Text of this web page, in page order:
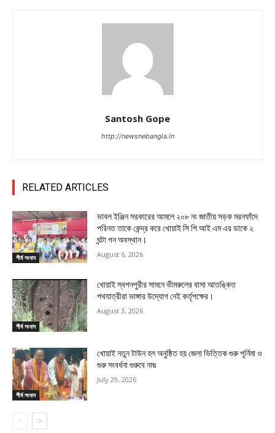
Santosh Gope
http://newsnebangla.in
RELATED ARTICLES
শীর্ষ সংবাদ
ভাবল ইঞ্জিন সরকারের আমলে ২০৮ নং জাতীয় সড়ক মরনফাঁদে
পরিনত তাকে কেন্দ্র করে খোয়াই সি পি আই এম এর ডাকে ২
ঘন্টা গন অবস্থান।
August 6, 2026
শীর্ষ সংবাদ
খোয়াই স্বপনপুরীর সামনে ভীমরুলের বাসা আতঙ্কিত
পথযাত্রীরা ভাঙ্গার উদ্যোগ নেই কর্তৃপক্ষের।
August 3, 2026
শীর্ষ সংবাদ
খোয়াই নতুন টাউন হল অনুষ্ঠিত হয় জেলা ভিত্তিক গুরু পূর্নিমা ও
গুরু সংবর্ধনা গুরুবে নমঃ
July 29, 2026